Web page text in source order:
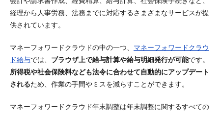
経理から人事労務、法務までに対応するさまざまなサービスが提
供されています。
マネーフォワードクラウドの中の一つ、 マネーフォワードクラウ
ド給与では、 ブラウザ上で給与計算や給与明細発行が可能です。
所得税や社会保険料なども法令に合わせて自動的にアップデート
されるため、作業の手間やミスを減らすことができます。
マネーフォワードクラウド年末調整は年末調整に関するすべての